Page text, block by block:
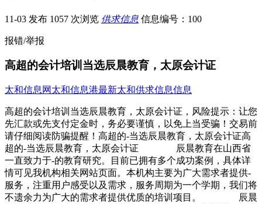
11-03 发布 1057 次浏览 供求信息 信息编号：100
报错/举报
高超的会计培训当选辰晨教育，太原会计证
太和信息网 太和信息港最新太和供求信息信息
高超的会计培训当选辰晨教育，太原会计证，风险提示：让您
先汇款或先支付定金时，务必要谨慎，以免上当受骗！交易前
请仔细阅读防骗提醒！高超的-当选辰晨教育，太原会计证高
超的-当选辰晨教育，太原会计证 辰晨教育在山西省
一直致力于-的教育研究。目前已拥有多个成功案例，具体详
情可见我机构相关网站页面。本机构主要为广大需求者提供-
服务，注重用户感受以及需求，服务周期为一个学期，我们将
不遗余力为广大的需求者提供优质的培训项目。 辰晨